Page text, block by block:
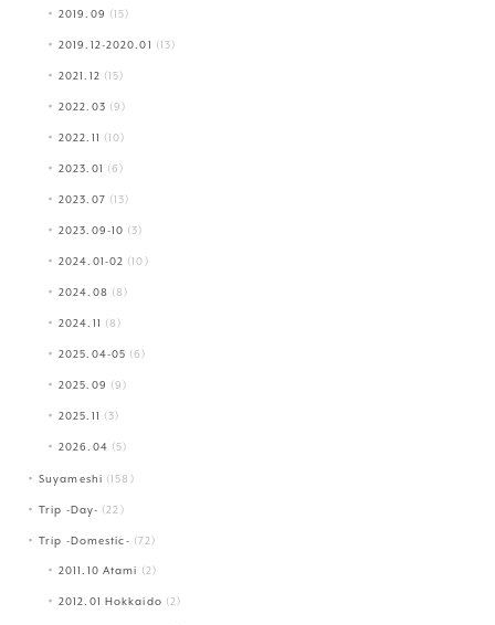
2019.09 (15)
2019.12-2020.01 (13)
2021.12 (15)
2022.03 (9)
2022.11 (10)
2023.01 (6)
2023.07 (13)
2023.09-10 (3)
2024.01-02 (10)
2024.08 (8)
2024.11 (8)
2025.04-05 (6)
2025.09 (9)
2025.11 (3)
2026.04 (5)
Suyameshi (158)
Trip -Day- (22)
Trip -Domestic- (72)
2011.10 Atami (2)
2012.01 Hokkaido (2)